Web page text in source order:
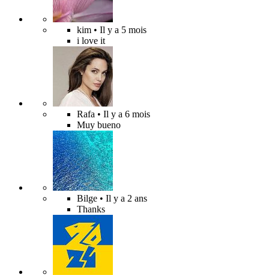
kim • Il y a 5 mois
i love it
Rafa • Il y a 6 mois
Muy bueno
Bilge • Il y a 2 ans
Thanks